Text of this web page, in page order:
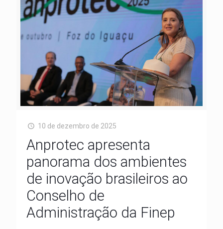
10 de dezembro de 2025
Anprotec apresenta
panorama dos ambientes
de inovação brasileiros ao
Conselho de
Administração da Finep